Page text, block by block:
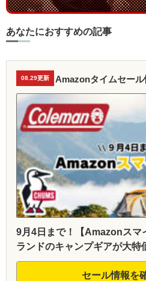
あなたにおすすめの記事
08.29更新 Amazonタイムセール
9月4日まで！【Amazonスマ
ランドのキャンプギアが大特
セール情報を